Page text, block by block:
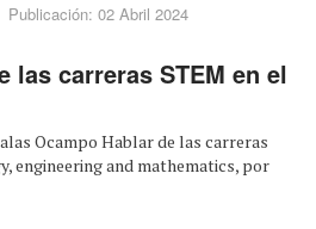
Publicación: 02 Abril 2024
las carreras STEM en el
Ocampo Hablar de las carreras
engineering and mathematics, por